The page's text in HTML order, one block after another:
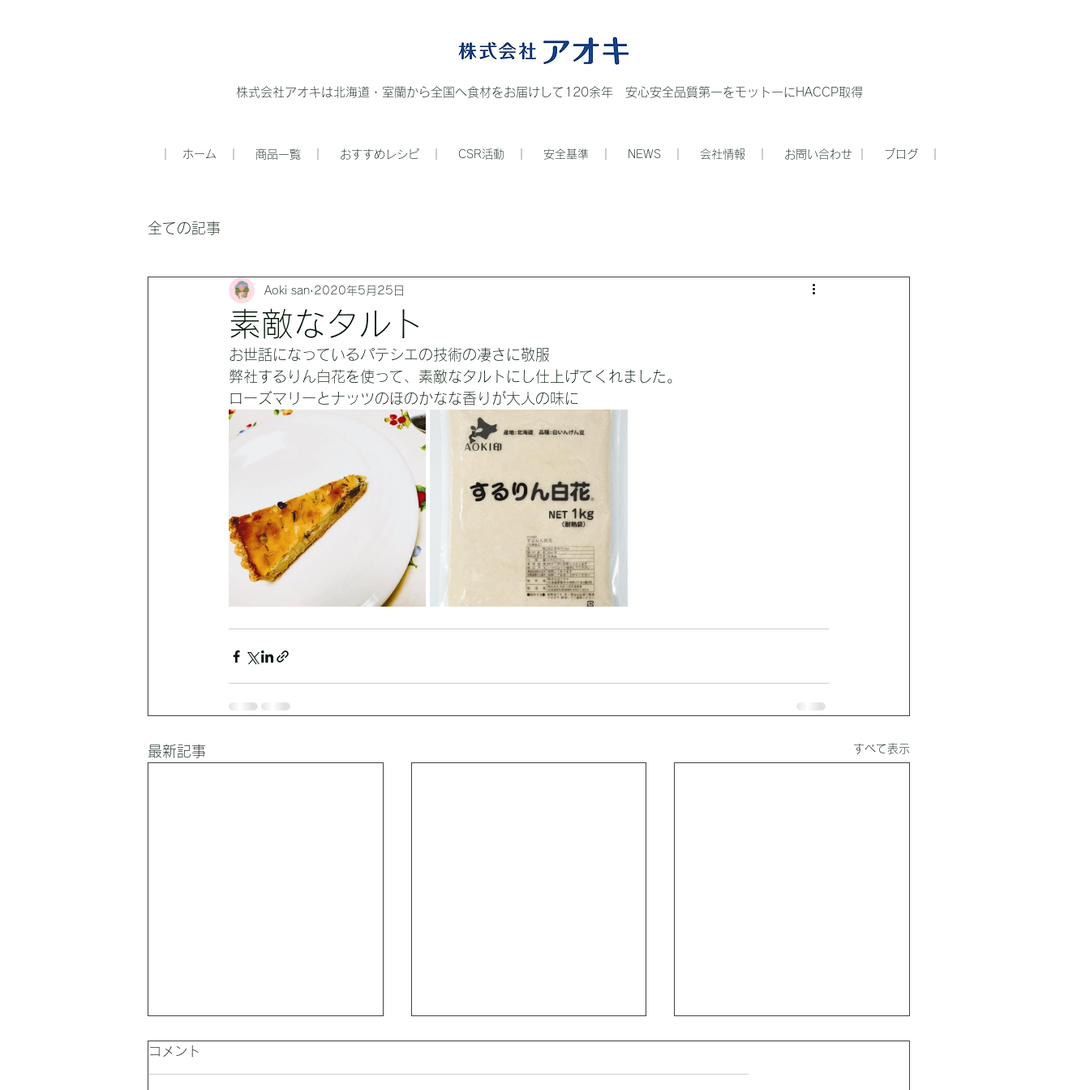
株式会社アオキは北海道・室蘭から全国へ食材をお届けして120余年 安心安全品質第一をモットーにHACCP取得
｜ ホーム ｜ 商品一覧 ｜ おすすめレシピ ｜ CSR活動 ｜ 安全基準 ｜ NEWS ｜ 会社情報 ｜ お問い合わせ ｜ ブログ ｜
全ての記事
素敵なタルト
Aoki san 2020年5月25日
お世話になっているパテシエの技術の凄さに敬服
弊社するりん白花を使って、素敵なタルトにし仕上げてくれました。
ローズマリーとナッツのほのかなな香りが大人の味に
最新記事 すべて表示
コメント